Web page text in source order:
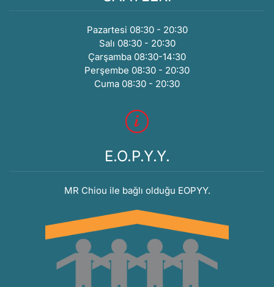
Pazartesi 08:30 - 20:30
Salı 08:30 - 20:30
Çarşamba 08:30-14:30
Perşembe 08:30 - 20:30
Cuma 08:30 - 20:30
E.O.P.Y.Y.
MR Chiou ile bağlı olduğu EOPYY.